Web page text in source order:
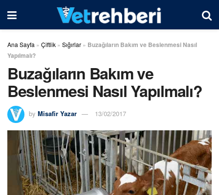
Ana Sayfa » Çiftlik » Sığırlar » Buzağıların Bakım ve Beslenmesi Nasıl
Yapılmalı?
Buzağıların Bakım ve
Beslenmesi Nasıl Yapılmalı?
by Misafir Yazar 13/02/2017